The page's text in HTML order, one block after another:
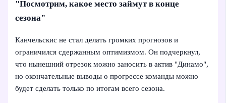
"Посмотрим, какое место займут в конце
сезона"
Канчельскис не стал делать громких прогнозов и
ограничился сдержанным оптимизмом. Он подчеркнул,
что нынешний отрезок можно заносить в актив "Динамо",
но окончательные выводы о прогрессе команды можно
будет сделать только по итогам всего сезона.